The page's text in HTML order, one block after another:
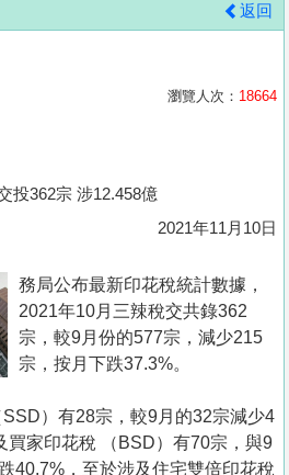
返回
瀏覽人次： 18664
投362宗 涉12.458億
2021年11月10日
務局公布最新印花稅統計數據，
2021年10月三辣稅交共錄362
宗，較9月份的577宗，減少215
宗，按月下跌37.3%。
）有28宗，較9月的32宗減少4
買家印花稅 （BSD）有70宗，與9
40.7%，至於涉及住宅雙倍印花稅